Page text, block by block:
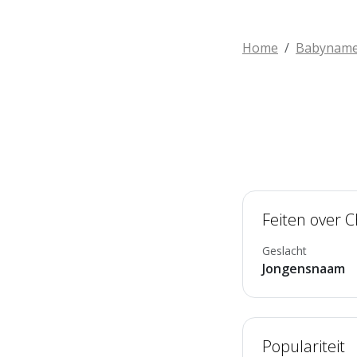
Home
Feiten over
Geslacht
Jongensnaam
Populariteit